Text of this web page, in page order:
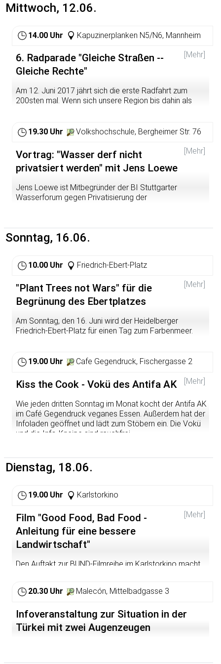
Mittwoch, 12.06.
14.00 Uhr Kapuzinerplanken N5/N6, Mannheim
[Mehr]
6. Radparade "Gleiche Straßen --
Gleiche Rechte"
Am 12. Juni 2017 jährt sich die erste Radfahrt zum
200sten mal. Wenn sich unsere Region bis dahin als
nachhaltigen Mobilität nur sehr langsam vorwärts.
Verkehrsteilnehmer. Von geichen Rechten kann nicht die
Rede sein. Die Ausgaben für den Radverkehr sind im
Verhältnis zu denen des motorisierten Individualverkehrs
den Straßen erreicht ist, wird sich dies wirklich ändern.
Mit der RADPARADE zeigen wir, dass wir in doppelter
Mehr Rad- und Fußverkehr für weniger Lärm, Stau und
Gestank. Umsatteln! Der 4. Radsalon in den Mannheimer
diesjährigen Radparade sein. Mitfahren und Spaß haben
Jahr wieder die politische Seite der Radparade betonen!
Motto zum Dekorieren und Verkleiden: "KAMPFRADELN"
19.30 Uhr Volkshochschule, Bergheimer Str. 76
[Mehr]
Vortrag: "Wasser derf nicht
privatsiert werden" mit Jens Loewe
Jens Loewe ist Mitbegründer der BI Stuttgarter
Wasserforum gegen Privatisierung der
privatisiert werden", unterstützt von den Heidelberger
Gliederungen von attac, Bunte Linke, BUND, B90/Grüne,
ver.di, vhs
Sonntag, 16.06.
10.00 Uhr Friedrich-Ebert-Platz
[Mehr]
"Plant Trees not Wars" für die
Begrünung des Ebertplatzes
Am Sonntag, den 16. Juni wird der Heidelberger
Friedrich-Ebert-Platz für einen Tag zum Farbenmeer.
Tag wird der triste Friedrich-Ebert-Platz zum Farben-
Trees Not Wars sollen zum Nachdenken anregen.
Heidelberg vor Ort sein. Die Mitglieder der Initiative
pflanzen Gemüse auf Heidelberger Grünflächen an, das
von jedem geerntet werden kann.
19.00 Uhr Cafe Gegendruck, Fischergasse 2
[Mehr]
Kiss the Cook - Vokü des Antifa AK
Wie jeden dritten Sonntag im Monat kocht der Antifa AK
im Café Gegendruck veganes Essen. Außerdem hat der
Infoladen geöffnet und lädt zum Stöbern ein. Die Vokü
und die Info-Kneipe sind rauchfrei.
Dienstag, 18.06.
19.00 Uhr Karlstorkino
[Mehr]
Film "Good Food, Bad Food -
Anleitung für eine bessere
Landwirtschaft"
Den Auftakt zur BUND-Filmreihe im Karlstorkino macht
außerdem einen Vortrag von SoLaWi Heidelberg
Was haben französische Mikrobiologen, die Millionen
Wanderarbeiter Brasiliens, Vandana Shinas
Alle verfolgen sie ein gemeinsames Ziel: die
20.30 Uhr Malecón, Mittelbadgasse 3
Infoveranstaltung zur Situation in der
Türkei mit zwei Augenzeugen